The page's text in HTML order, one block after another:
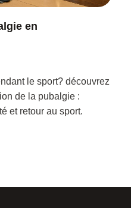
en
le sport? découvrez
de la pubalgie :
et retour au sport.